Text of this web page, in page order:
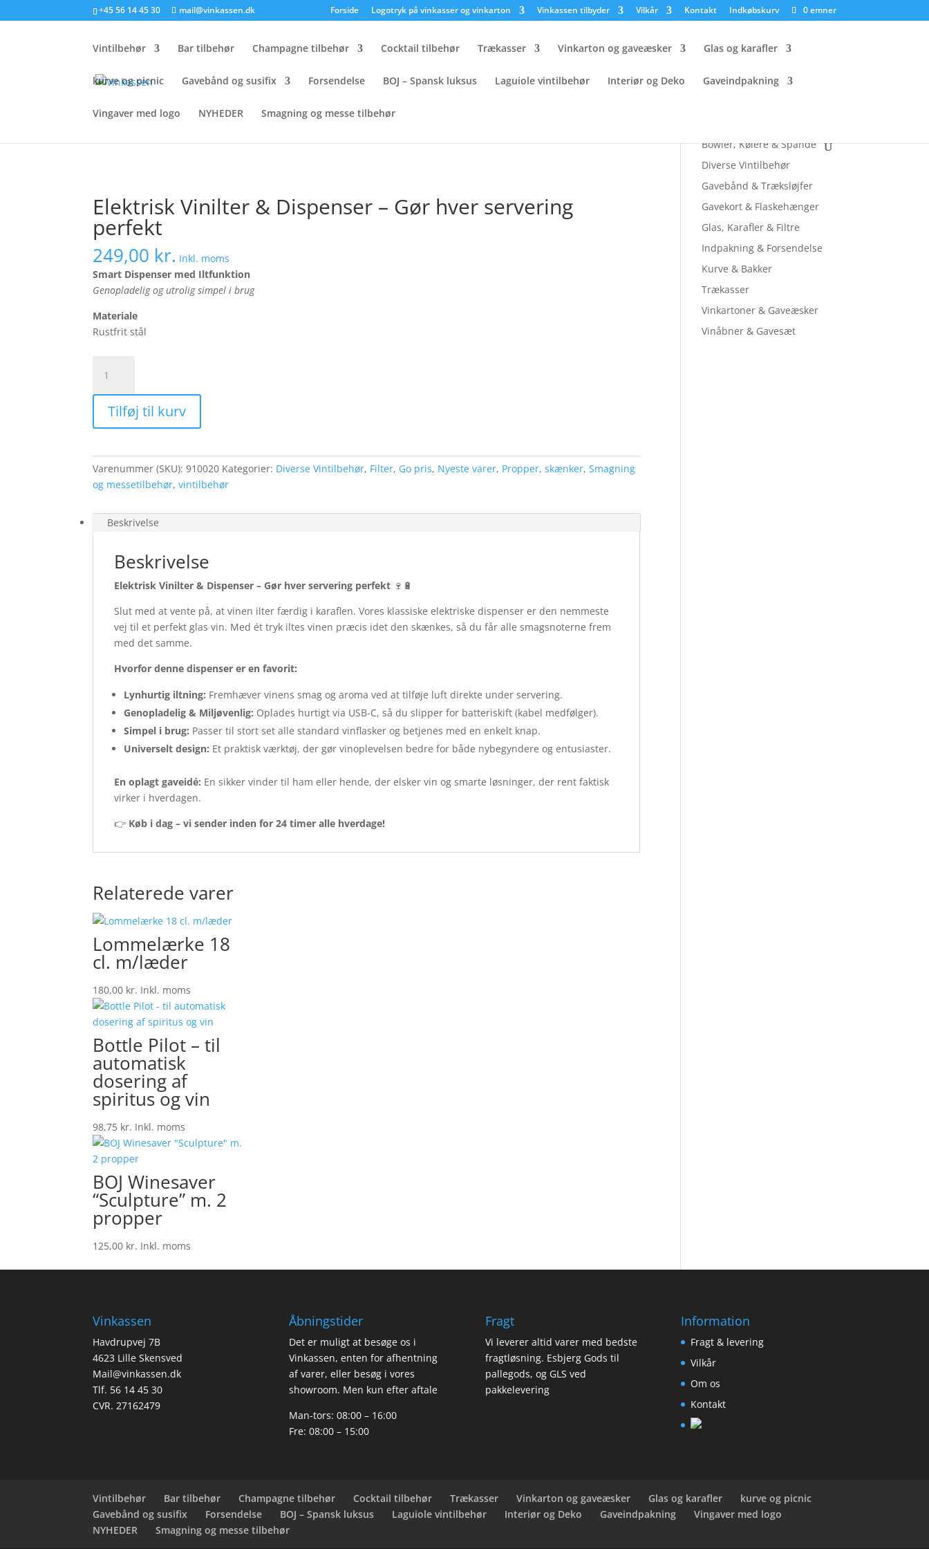
+45 56 14 45 30 mail@vinkassen.dk Forside Logotryk på vinkasser og vinkarton Vinkassen tilbyder Vilkår Kontakt Indkøbskurv 0 emner
Vintilbehør Bar tilbehør Champagne tilbehør Cocktail tilbehør Trækasser Vinkarton og gaveæsker Glas og karafler
kurve og picnic Gavebånd og susifix Forsendelse BOJ – Spansk luksus Laguiole vintilbehør Interiør og Deko Gaveindpakning
Vingaver med logo NYHEDER Smagning og messe tilbehør
×
Elektrisk Vinilter & Dispenser – Gør hver servering
perfekt
249,00 kr. Inkl. moms
Smart Dispenser med Iltfunktion
Genopladelig og utrolig simpel i brug
Materiale
Rustfrit stål
Vinilter
&
Dispenser
–
hver
servering
perfekt
Tilføj til kurv
Varenummer (SKU):910020 Kategorier: Diverse Vintilbehør, Filter, Go pris, Nyeste varer, Propper,skænker,Smagning
og messetilbehør,vintilbehør
Beskrivelse
Beskrivelse
Elektrisk Vinilter & Dispenser – Gør hver servering perfekt 🍷🔋
Slut med at vente på, at vinen ilter færdig i karaflen. Vores klassiske elektriske dispenser er den nemmeste
vej til et perfekt glas vin. Med ét tryk iltes vinen præcis idet den skænkes, så du får alle smagsnoterne frem
med det samme.
Hvorfor denne dispenser er en favorit:
Lynhurtig iltning: Fremhæver vinens smag og aroma ved at tilføje luft direkte under servering.
Genopladelig & Miljøvenlig: Oplades hurtigt via USB-C, så du slipper for batteriskift (kabel medfølger).
Simpel i brug: Passer til stort set alle standard vinflasker og betjenes med en enkelt knap.
Universelt design: Et praktisk værktøj, der gør vinoplevelsen bedre for både nybegyndere og entusiaster.
En oplagt gaveidé: En sikker vinder til ham eller hende, der elsker vin og smarte løsninger, der rent faktisk
virker i hverdagen.
👉 Køb i dag – vi sender inden for 24 timer alle hverdage!
Relaterede varer
Lommelærke 18
cl. m/læder
180,00 kr. Inkl. moms
Bottle Pilot – til
automatisk
dosering af
spiritus og vin
98,75 kr. Inkl. moms
BOJ Winesaver
“Sculpture” m. 2
propper
125,00 kr. Inkl. moms
Bowler, Kølere & Spande
Diverse Vintilbehør
Gavebånd & Træksløjfer
Gavekort & Flaskehænger
Glas, Karafler & Filtre
Indpakning & Forsendelse
Kurve & Bakker
Trækasser
Vinkartoner & Gaveæsker
Vinåbner & Gavesæt
Vinkassen
Havdrupvej 7B
4623 Lille Skensved
Mail@vinkassen.dk
Tlf. 56 14 45 30
CVR. 27162479
Åbningstider
Det er muligt at besøge os i
Vinkassen, enten for afhentning
af varer, eller besøg i vores
showroom. Men kun efter aftale
Man-tors: 08:00 – 16:00
Fre: 08:00 – 15:00
Fragt
Vi leverer altid varer med bedste
fragtløsning. Esbjerg Gods til
pallegods, og GLS ved
pakkelevering
Information
Fragt & levering
Vilkår
Om os
Kontakt
Vintilbehør Bar tilbehør Champagne tilbehør Cocktail tilbehør Trækasser Vinkarton og gaveæsker Glas og karafler
kurve og picnic
Gavebånd og susifix
Forsendelse BOJ – Spansk luksus Laguiole vintilbehør Interiør og Deko Gaveindpakning
Vingaver med logo
NYHEDER
Smagning og messe tilbehør